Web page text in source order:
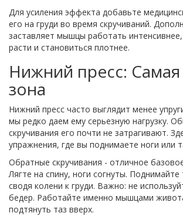
Для усиления эффекта добавьте
его на груди во время скручиваний.
заставляет мышцы работать
расти и становиться плотнее.
Нижний пресс:
зона
Нижний пресс часто выглядит менее
мы редко даем ему серьезную нагрузку.
скручивания его почти не затрагивают.
упражнения, где вы поднимаете ноги или
Обратные скручивания - отличное
Лягте на спину, ноги согнуты. Поднимайте
сводя колени к груди. Важно: не
бедер. Работайте именно мышцами
подтянуть таз вверх.